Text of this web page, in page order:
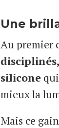
Une
Au premier
silicone
mieux la
Mais ce